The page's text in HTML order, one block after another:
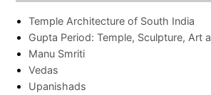
Temple Architecture of South India
Gupta Period: Temple, Sculpture, Art
Manu Smriti
Vedas
Upanishads